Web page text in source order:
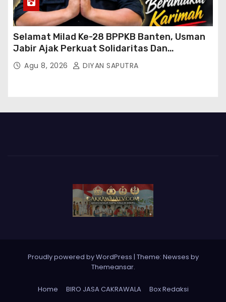
Selamat Milad Ke-28 BPPKB Banten, Usman
Jabir Ajak Perkuat Solidaritas Dan
Kebersamaan
Agu 8, 2026 DIYAN SAPUTRA
Proudly powered by WordPress | Theme: Newses by
Themeansar.
Home BIRO JASA CAKRAWALA Box Redaksi